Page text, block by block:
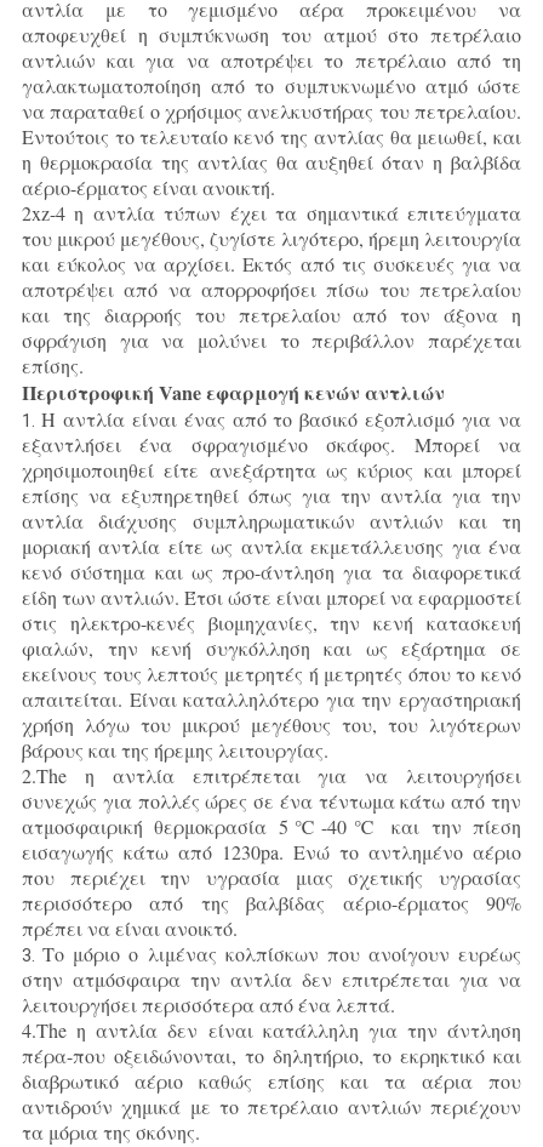
αντλία με το γεμισμένο αέρα προκειμένου να
αποφευχθεί η συμπύκνωση του ατμού στο πετρέλαιο
αντλιών και για να αποτρέψει το πετρέλαιο από τη
γαλακτωματοποίηση από το συμπυκνωμένο ατμό ώστε
να παραταθεί ο χρήσιμος ανελκυστήρας του πετρελαίου.
Εντούτοις το τελευταίο κενό της αντλίας θα μειωθεί, και
η θερμοκρασία της αντλίας θα αυξηθεί όταν η βαλβίδα
αέριο-έρματος είναι ανοικτή.
2xz-4 η αντλία τύπων έχει τα σημαντικά επιτεύγματα
του μικρού μεγέθους, ζυγίστε λιγότερο, ήρεμη λειτουργία
και εύκολος να αρχίσει. Εκτός από τις συσκευές για να
αποτρέψει από να απορροφήσει πίσω του πετρελαίου
και της διαρροής του πετρελαίου από τον άξονα η
σφράγιση για να μολύνει το περιβάλλον παρέχεται
επίσης.
Περιστροφική Vane εφαρμογή κενών αντλιών
1. Η αντλία είναι ένας από το βασικό εξοπλισμό για να
εξαντλήσει ένα σφραγισμένο σκάφος. Μπορεί να
χρησιμοποιηθεί είτε ανεξάρτητα ως κύριος και μπορεί
επίσης να εξυπηρετηθεί όπως για την αντλία για την
αντλία διάχυσης συμπληρωματικών αντλιών και τη
μοριακή αντλία είτε ως αντλία εκμετάλλευσης για ένα
κενό σύστημα και ως προ-άντληση για τα διαφορετικά
είδη των αντλιών. Έτσι ώστε είναι μπορεί να εφαρμοστεί
στις ηλεκτρο-κενές βιομηχανίες, την κενή κατασκευή
φιαλών, την κενή συγκόλληση και ως εξάρτημα σε
εκείνους τους λεπτούς μετρητές ή μετρητές όπου το κενό
απαιτείται. Είναι καταλληλότερο για την εργαστηριακή
χρήση λόγω του μικρού μεγέθους του, του λιγότερων
βάρους και της ήρεμης λειτουργίας.
2.The η αντλία επιτρέπεται για να λειτουργήσει
συνεχώς για πολλές ώρες σε ένα τέντωμα κάτω από την
ατμοσφαιρική θερμοκρασία 5℃-40℃ και την πίεση
εισαγωγής κάτω από 1230pa. Ενώ το αντλημένο αέριο
που περιέχει την υγρασία μιας σχετικής υγρασίας
περισσότερο από της βαλβίδας αέριο-έρματος 90%
πρέπει να είναι ανοικτό.
3.Το μόριο ο λιμένας κολπίσκων που ανοίγουν ευρέως
στην ατμόσφαιρα την αντλία δεν επιτρέπεται για να
λειτουργήσει περισσότερα από ένα λεπτά.
4.The η αντλία δεν είναι κατάλληλη για την άντληση
πέρα-που οξειδώνονται, το δηλητήριο, το εκρηκτικό και
διαβρωτικό αέριο καθώς επίσης και τα αέρια που
αντιδρούν χημικά με το πετρέλαιο αντλιών περιέχουν
τα μόρια της σκόνης.